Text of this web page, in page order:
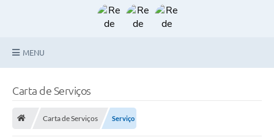
MENU
Carta de Serviços
Carta de Serviços Serviço